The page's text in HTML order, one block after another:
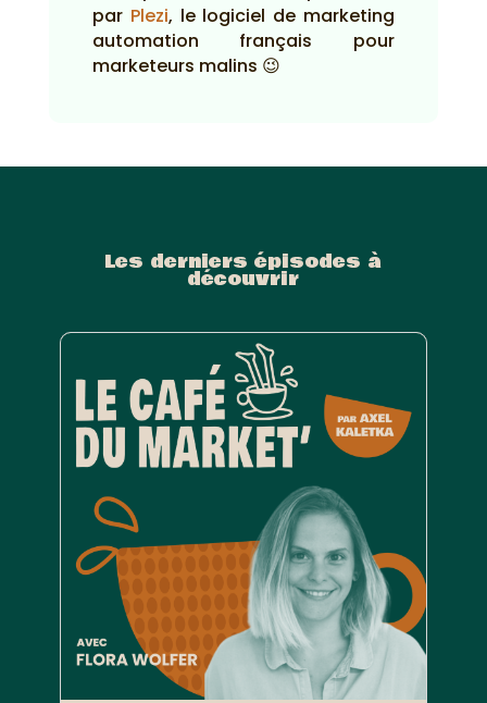
par Plezi, le logiciel de marketing
automation français pour
marketeurs malins 😉
Les derniers épisodes à
découvrir